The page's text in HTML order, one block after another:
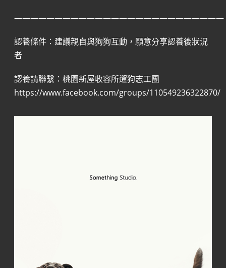
——————————————————————————
認養條件：建議親自與狗狗互動，願意分享認養後狀況
者
認養請聯繫：桃園新屋收容所遛狗志工團
https://www.facebook.com/groups/110549236322870/